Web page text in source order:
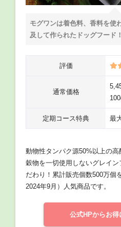
モグワンは着色料、香料を使
及して作られたドッグフード！
評価
通常価格
定期コース特典 最
動物性タンパク源50%以上の
穀物を一切使用しないグレイ
だわり！累計販売個数500万個
2024年9月）人気商品です。
公式HPからお得